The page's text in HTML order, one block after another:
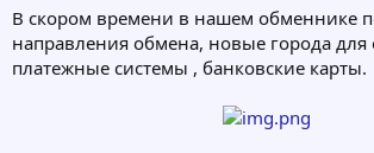
В скором времени в нашем обменнике
направления обмена, новые города для
платежные системы , банковские карты.